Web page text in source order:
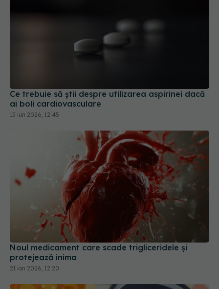
Ce trebuie să știi despre utilizarea aspirinei dacă
ai boli cardiovasculare
15 iun 2026, 12:45
Noul medicament care scade trigliceridele și
protejează inima
21 ian 2026, 12:20